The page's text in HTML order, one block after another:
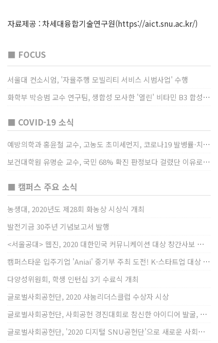
자료제공 : 차세대융합기술연구원(https://aict.snu.ac.kr/)
■ FOCUS
서울대 컨소시엄, '자율주행 모빌리티 서비스 시범사업' 수행
화학부 박승범 교수 연구팀, 생합성 모사한 '열린' 비타민 B3 합성법 개발
■ COVID-19 소식
예방의학과 홍윤철 교수, 고농도 초미세먼지, 코로나19 발병률·치명률 높인다
보건대학원 유명순 교수, 국민 68% 확진 판정보다 걸렸단 이유로 비난받는 걸 더 두려해
■ 캠퍼스 주요 소식
농생대, 2020년도 제28회 화농상 시상식 개최
발전기금 30주년 기념보고서 발행
<서울공대> 웹진, 2020 대한민국 커뮤니케이션 대상 창간사보 부문 최우수상 선정
캠퍼스타운 입주기업 'Aniai' 중기부 주최 도전! K-스타트업 대상 수상
다양성위원회, 학생 인턴십 3기 수료식 개최
글로벌사회공헌단, 2020 샤눔리더스클럽 수상자 시상
글로벌사회공헌단, 사회공헌 경진대회로 참신한 아이디어 발굴, 지원
글로벌사회공헌단, '2020 디지털 SNU공헌단'으로 새로운 사회공헌에 도전